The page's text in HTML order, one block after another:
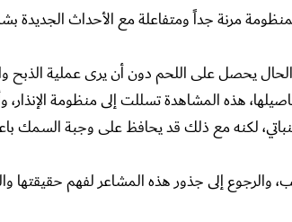
مرنة جداً ومتفاعلة مع الأحداث الجديدة
يحصل على اللحم دون أن يرى عملية الذبح
هذه المشاهدة تسللت إلى منظومة
لكنه مع ذلك قد يحافظ على وجبة السمك
والرجوع إلى جذور هذه المشاعر لفهم حقيقتها